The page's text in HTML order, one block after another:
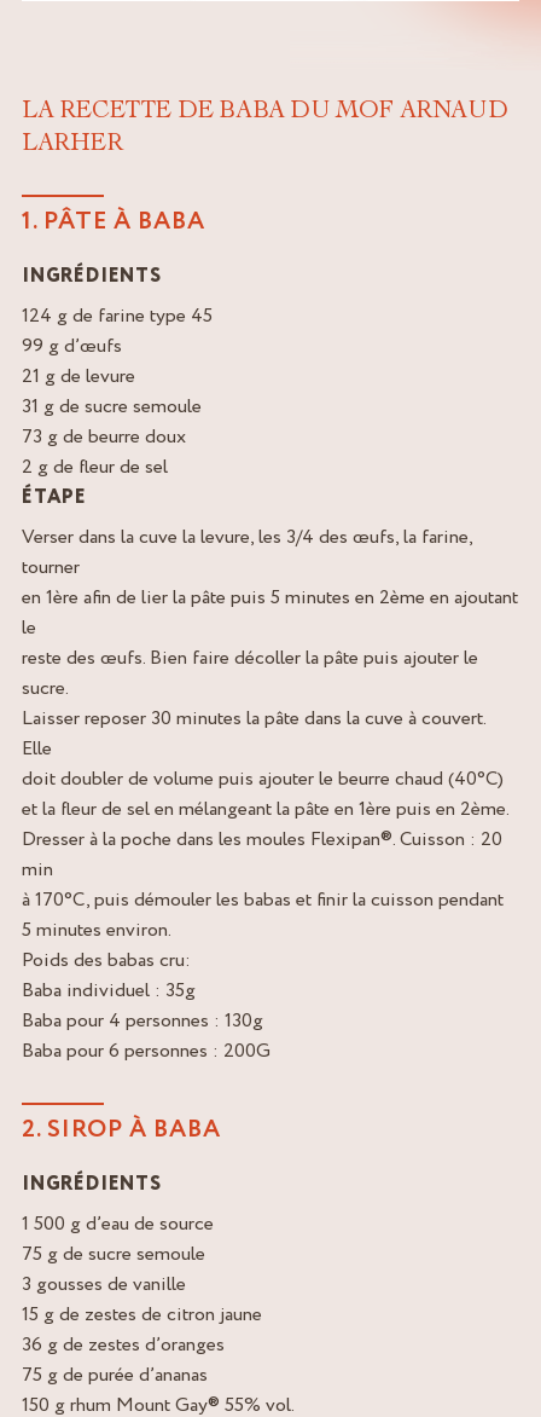
LA RECETTE DE BABA DU MOF ARNAUD
LARHER
1. PÂTE À BABA
INGRÉDIENTS
124 g de farine type 45
99 g d’œufs
21 g de levure
31 g de sucre semoule
73 g de beurre doux
2 g de fleur de sel
ÉTAPE
Verser dans la cuve la levure, les 3/4 des œufs, la farine,
tourner
en 1ère afin de lier la pâte puis 5 minutes en 2ème en ajoutant
le
reste des œufs. Bien faire décoller la pâte puis ajouter le
sucre.
Laisser reposer 30 minutes la pâte dans la cuve à couvert.
Elle
doit doubler de volume puis ajouter le beurre chaud (40°C)
et la fleur de sel en mélangeant la pâte en 1ère puis en 2ème.
Dresser à la poche dans les moules Flexipan®. Cuisson : 20
min
à 170°C, puis démouler les babas et finir la cuisson pendant
5 minutes environ.
Poids des babas cru:
Baba individuel : 35g
Baba pour 4 personnes : 130g
Baba pour 6 personnes : 200G
2. SIROP À BABA
INGRÉDIENTS
1 500 g d’eau de source
75 g de sucre semoule
3 gousses de vanille
15 g de zestes de citron jaune
36 g de zestes d’oranges
75 g de purée d’ananas
150 g rhum Mount Gay® 55% vol.